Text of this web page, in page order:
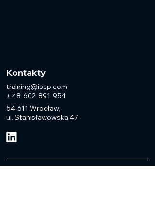
Kontakty
training@issp.com
+ 48 602 891 954
54-611 Wrocław,
ul. Stanisławowska 47